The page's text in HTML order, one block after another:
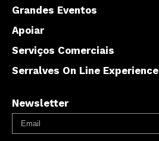
Grandes Eventos
Apoiar
Serviços Comerciais
Serralves On Line Experience
Newsletter